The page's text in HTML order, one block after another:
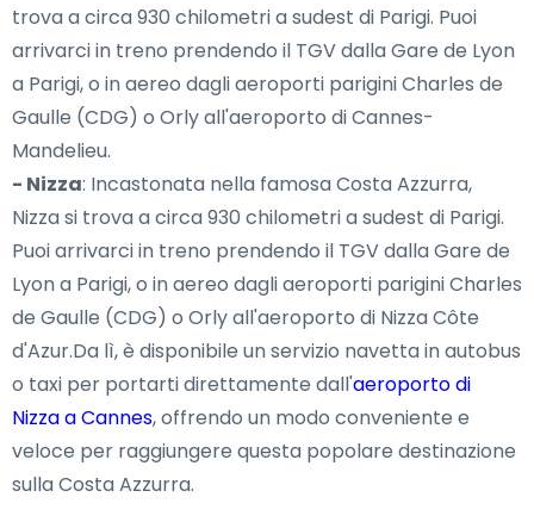
trova a circa 930 chilometri a sudest di Parigi. Puoi
arrivarci in treno prendendo il TGV dalla Gare de Lyon
a Parigi, o in aereo dagli aeroporti parigini Charles de
Gaulle (CDG) o Orly all'aeroporto di Cannes-
Mandelieu.
- Nizza: Incastonata nella famosa Costa Azzurra,
Nizza si trova a circa 930 chilometri a sudest di Parigi.
Puoi arrivarci in treno prendendo il TGV dalla Gare de
Lyon a Parigi, o in aereo dagli aeroporti parigini Charles
de Gaulle (CDG) o Orly all'aeroporto di Nizza Côte
d'Azur.Da lì, è disponibile un servizio navetta in autobus
o taxi per portarti direttamente dall'aeroporto di
Nizza a Cannes, offrendo un modo conveniente e
veloce per raggiungere questa popolare destinazione
sulla Costa Azzurra.